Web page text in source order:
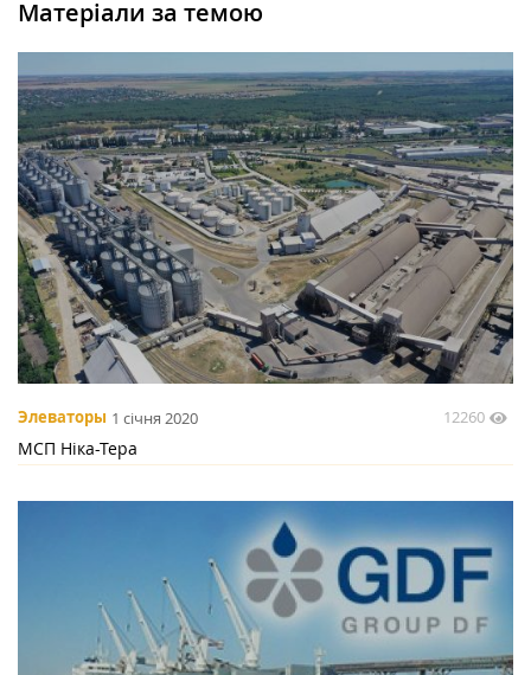
Матеріали за темою
Элеваторы 1 січня 2020 12260
МСП Ніка-Тера